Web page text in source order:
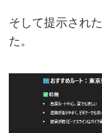
そして提示された
た。